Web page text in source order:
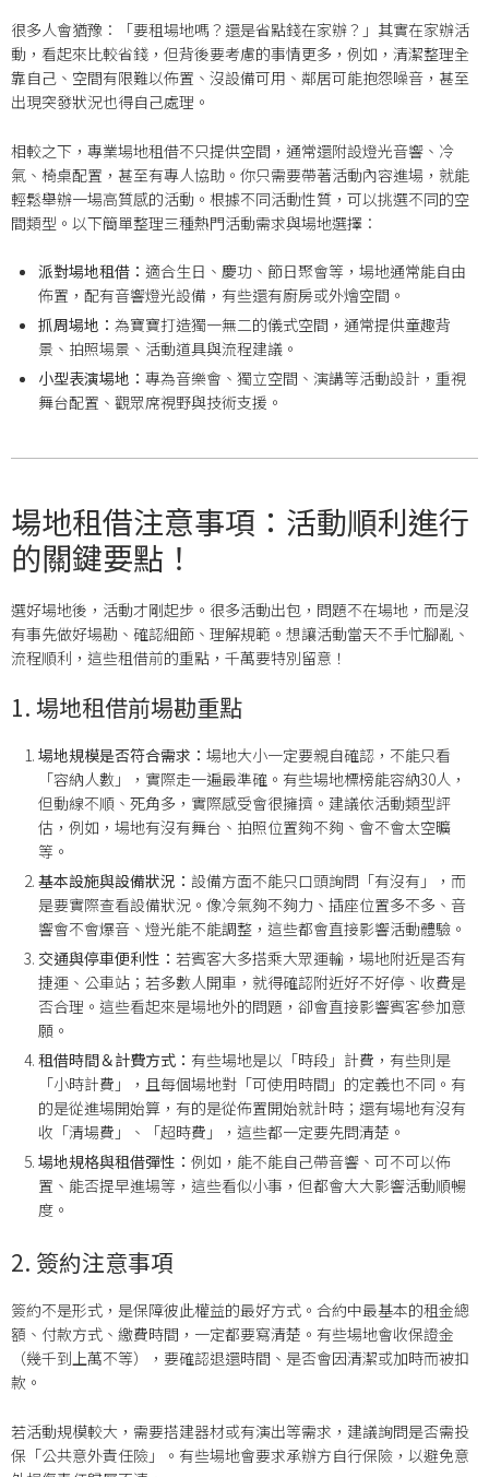
很多人會猶豫：「要租場地嗎？還是省點錢在家辦？」其實在家辦活
動，看起來比較省錢，但背後要考慮的事情更多，例如，清潔整理全
靠自己、空間有限難以佈置、沒設備可用、鄰居可能抱怨噪音，甚至
出現突發狀況也得自己處理。
相較之下，專業場地租借不只提供空間，通常還附設燈光音響、冷
氣、椅桌配置，甚至有專人協助。你只需要帶著活動內容進場，就能
輕鬆舉辦一場高質感的活動。根據不同活動性質，可以挑選不同的空
間類型。以下簡單整理三種熱門活動需求與場地選擇：
派對場地租借： 適合生日、慶功、節日聚會等，場地通常能自由
佈置，配有音響燈光設備，有些還有廚房或外燴空間。
抓周場地： 為寶寶打造獨一無二的儀式空間，通常提供童趣背
景、拍照場景、活動道具與流程建議。
小型表演場地： 專為音樂會、獨立空間、演講等活動設計，重視
舞台配置、觀眾席視野與技術支援。
場地租借注意事項：活動順利進行
的關鍵要點！
選好場地後，活動才剛起步。很多活動出包，問題不在場地，而是沒
有事先做好場勘、確認細節、理解規範。想讓活動當天不手忙腳亂、
流程順利，這些租借前的重點，千萬要特別留意！
1. 場地租借前場勘重點
場地規模是否符合需求： 場地大小一定要親自確認，不能只看
「容納人數」，實際走一遍最準確。有些場地標榜能容納30人，
但動線不順、死角多，實際感受會很擁擠。建議依活動類型評
估，例如，場地有沒有舞台、拍照位置夠不夠、會不會太空曠
等。
基本設施與設備狀況： 設備方面不能只口頭詢問「有沒有」，而
是要實際查看設備狀況。像冷氣夠不夠力、插座位置多不多、音
響會不會爆音、燈光能不能調整，這些都會直接影響活動體驗。
交通與停車便利性： 若賓客大多搭乘大眾運輸，場地附近是否有
捷運、公車站；若多數人開車，就得確認附近好不好停、收費是
否合理。這些看起來是場地外的問題，卻會直接影響賓客參加意
願。
租借時間＆計費方式： 有些場地是以「時段」計費，有些則是
「小時計費」，且每個場地對「可使用時間」的定義也不同。有
的是從進場開始算，有的是從佈置開始就計時；還有場地有沒有
收「清場費」、「超時費」，這些都一定要先問清楚。
場地規格與租借彈性： 例如，能不能自己帶音響、可不可以佈
置、能否提早進場等，這些看似小事，但都會大大影響活動順暢
度。
2. 簽約注意事項
簽約不是形式，是保障彼此權益的最好方式。合約中最基本的租金總
額、付款方式、繳費時間，一定都要寫清楚。有些場地會收保證金
（幾千到上萬不等），要確認退還時間、是否會因清潔或加時而被扣
款。
若活動規模較大，需要搭建器材或有演出等需求，建議詢問是否需投
保「公共意外責任險」。有些場地會要求承辦方自行保險，以避免意